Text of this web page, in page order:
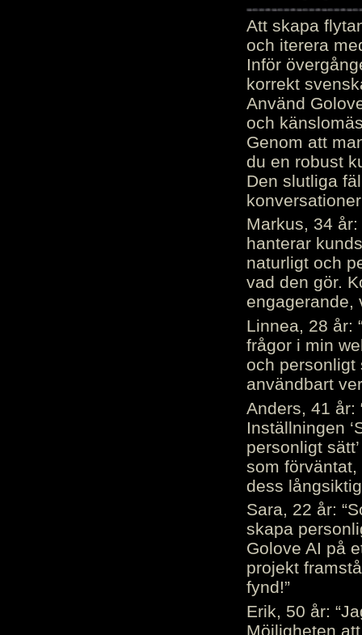
Att skapa
och iterera
Inför
korrekt
Använd
och
Genom att
du en robust
Den slutliga
Markus, 34
hanterar
naturligt och
vad den gör.
engagerande,
Linnea, 28 år:
frågor i min
och personligt
användbart
Anders, 41 år:
Inställningen
personligt
som
dess
Sara, 22 år:
skapa
Golove AI på
projekt
fynd!”
Erik, 50 år:
Möjligheten